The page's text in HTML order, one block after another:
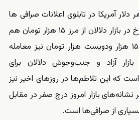
آمریکا در تابلوی اعلانات صرافی ها
۱۴۵۰۰ تومان است این نرخ در بازار دلالان از مرز ۱۵ هزار تومان هم
گذاشته و بعضا به نرخ ۱۵ هزار ودویست هزار تومان نیز معامله
آزاد و جنب‌وجوش دلالان برای
که این تلاطم‌ها در روزهای اخیر نیز
نشانه‌های بازار امروز درج صفر در مقابل
از صرافی‌ها است.